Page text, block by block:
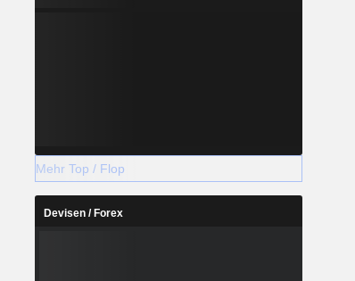
Mehr Top / Flop
Devisen / Forex